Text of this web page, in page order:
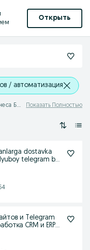
Открыть
/ автоматизация
Разработка сайтов и автоматизация бизнеса Бухарская область Показать Полностью
dostavka
telegram bot
и Telegram
CRM и ERP